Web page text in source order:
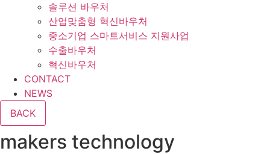
솔루션 바우처
산업맞춤형 혁신바우처
중소기업 스마트서비스 지원사업
수출바우처
혁신바우처
CONTACT
NEWS
makers technology